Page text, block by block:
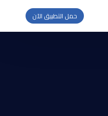
حمل التطبيق الآن